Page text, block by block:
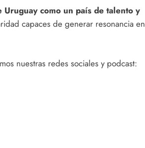
como un país de talento y
capaces de generar resonancia en
nuestras redes sociales y podcast: